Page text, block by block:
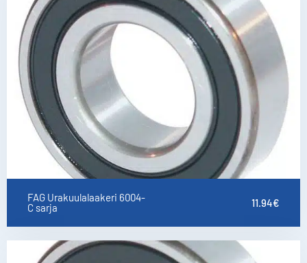
FAG Urakuulalaakeri 6004-
C sarja
11.94€